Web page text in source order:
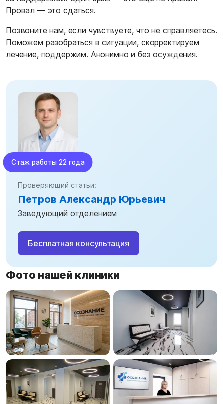
Провал — это сдаться.
Позвоните нам, если чувствуете, что не справляетесь.
Поможем разобраться в ситуации, скорректируем
лечение, поддержим. Анонимно и без осуждения.
Стаж работы 22 года
Проверяющий статьи:
Петров Александр Юрьевич
Заведующий отделением
Бесплатная консультация
Фото нашей клиники